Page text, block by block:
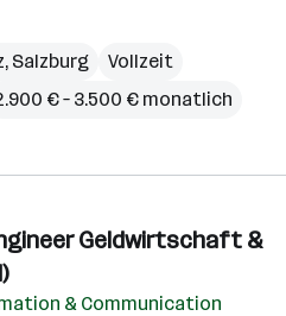
, Salzburg
Vollzeit
€ – 3.500 € monatlich
Geldwirtschaft &
& Communication